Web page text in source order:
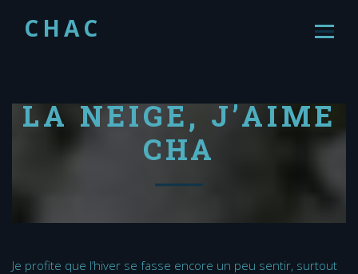
CHAC
LA NEIGE, J’AIME
CHA
Je profite que l’hiver se fasse encore un peu sentir, surtout